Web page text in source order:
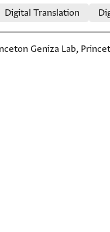
Digital Translation
Geniza Lab,